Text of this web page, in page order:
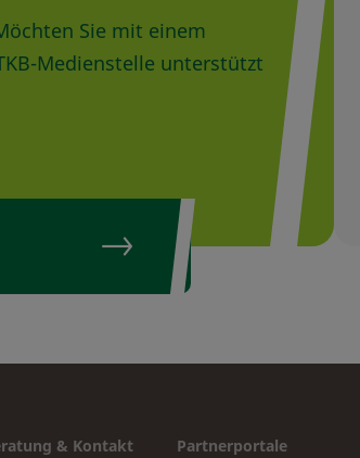
Sie mit einem
Medienstelle unterstützt
& Kontakt Partnerportale